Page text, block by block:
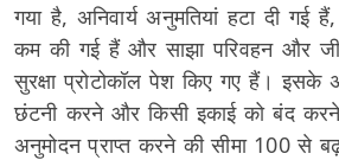
गया है, अनिवार्य अनुमतियां हटा दी गई
कम की गई हैं और साझा परिवहन और
सुरक्षा प्रोटोकॉल पेश किए गए हैं। इसके
छंटनी करने और किसी इकाई को बंद
अनुमोदन प्राप्त करने की सीमा 100 से